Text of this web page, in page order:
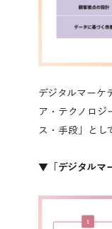
デジタルマーケ
ア・テクノロジ
ス・手段」とし
▼「デジタルマ